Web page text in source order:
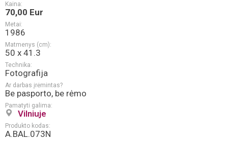
Kaina:
70,00 Eur
Metai:
1986
Matmenys (cm):
50 x 41.3
Technika:
Fotografija
Ar darbas įrėmintas?
Be pasporto, be rėmo
Pamatyti galima:
Vilniuje
Produkto kodas:
A.BAL.073N